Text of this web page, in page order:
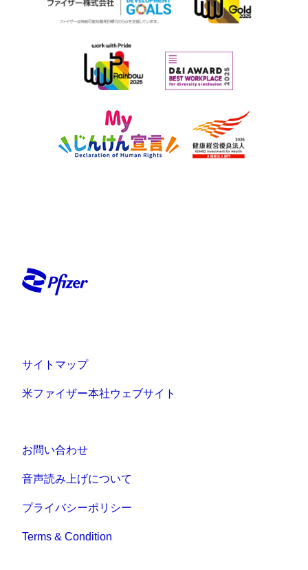
サイトマップ
米ファイザー本社ウェブサイト
お問い合わせ
音声読み上げについて
プライバシーポリシー
Terms & Condition